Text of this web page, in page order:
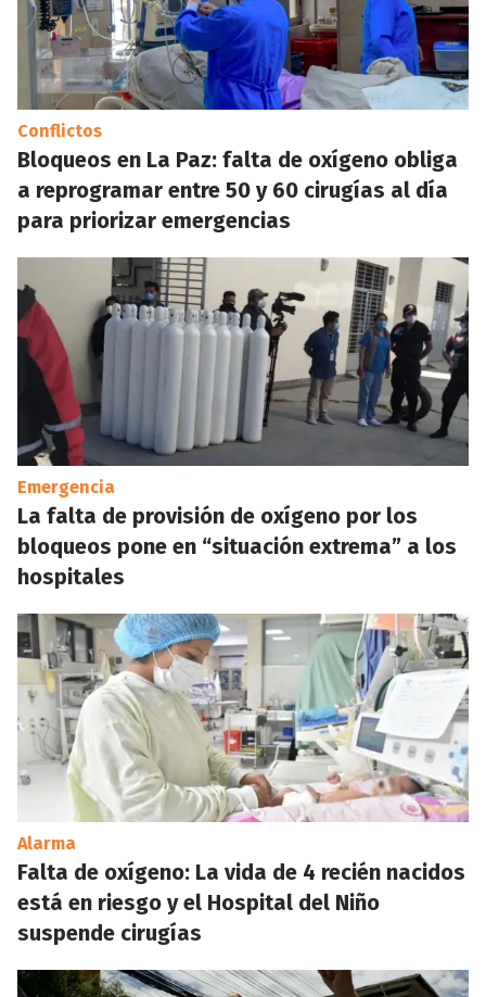
Conflictos
Bloqueos en La Paz: falta de oxígeno obliga
a reprogramar entre 50 y 60 cirugías al día
para priorizar emergencias
Emergencia
La falta de provisión de oxígeno por los
bloqueos pone en “situación extrema” a los
hospitales
Alarma
Falta de oxígeno: La vida de 4 recién nacidos
está en riesgo y el Hospital del Niño
suspende cirugías